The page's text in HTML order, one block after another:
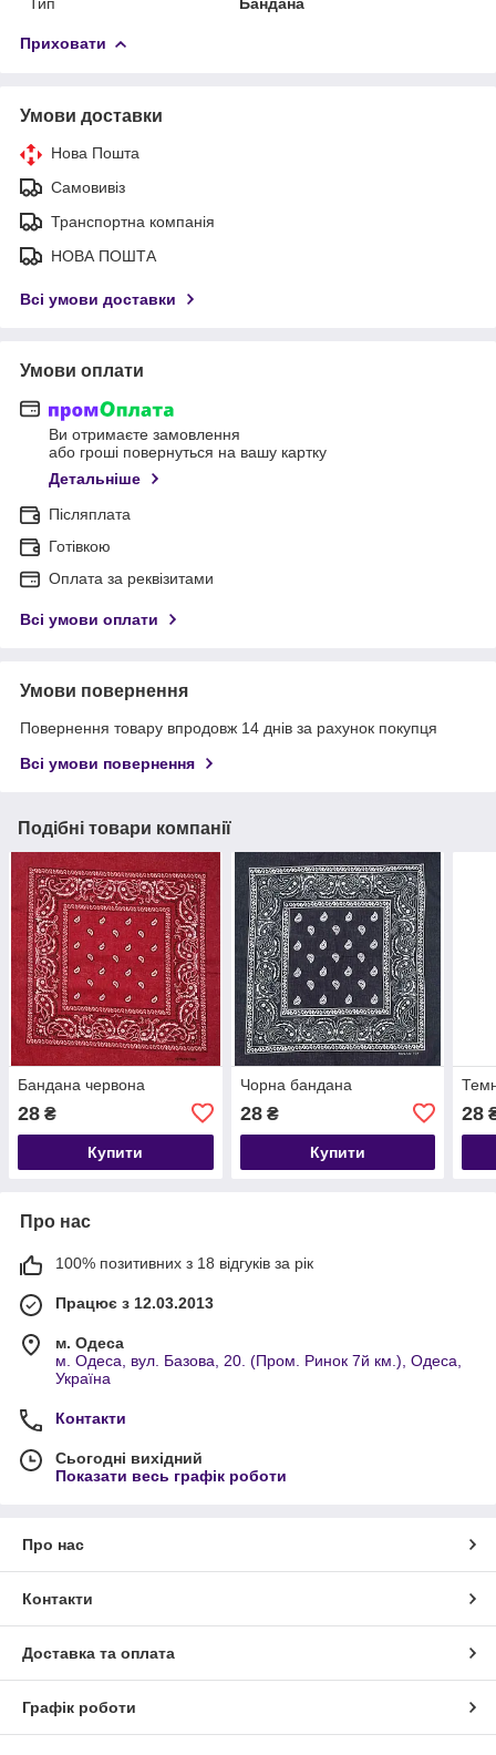
Приховати
Умови доставки
Нова Пошта
Самовивіз
Транспортна компанія
НОВА ПОШТА
Всі умови доставки
Умови оплати
Ви отримаєте замовлення
або гроші повернуться на вашу картку
Детальніше
Післяплата
Готівкою
Оплата за реквізитами
Всі умови оплати
Умови повернення
Повернення товару впродовж 14 днів за рахунок покупця
Всі умови повернення
Подібні товари компанії
Бандана червона
28 ₴
Купити
Чорна бандана
28₴
Купити
28
Про нас
100% позитивних з 18 відгуків за рік
Працює з 12.03.2013
м. Одеса
м. Одеса, вул. Базова, 20. (Пром. Ринок 7й км.), Одеса,
Україна
Контакти
Сьогодні вихідний
Показати весь графік роботи
Про нас
Контакти
Доставка та оплата
Графік роботи